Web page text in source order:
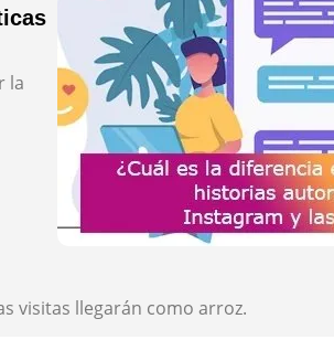
la
visitas llegarán como arroz.